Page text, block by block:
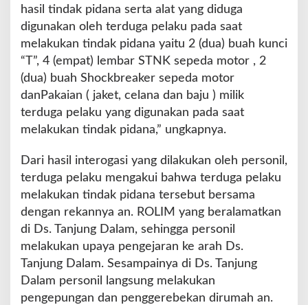
hasil tindak pidana serta alat yang diduga
digunakan oleh terduga pelaku pada saat
melakukan tindak pidana yaitu 2 (dua) buah kunci
“T”, 4 (empat) lembar STNK sepeda motor , 2
(dua) buah Shockbreaker sepeda motor
danPakaian ( jaket, celana dan baju ) milik
terduga pelaku yang digunakan pada saat
melakukan tindak pidana,” ungkapnya.
Dari hasil interogasi yang dilakukan oleh personil,
terduga pelaku mengakui bahwa terduga pelaku
melakukan tindak pidana tersebut bersama
dengan rekannya an. ROLIM yang beralamatkan
di Ds. Tanjung Dalam, sehingga personil
melakukan upaya pengejaran ke arah Ds.
Tanjung Dalam. Sesampainya di Ds. Tanjung
Dalam personil langsung melakukan
pengepungan dan penggerebekan dirumah an.